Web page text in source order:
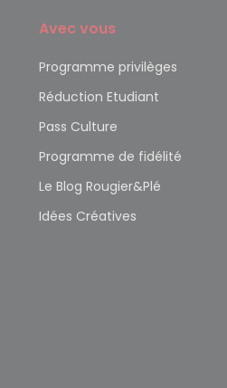
Avec vous
Programme privilèges
Réduction Etudiant
Pass Culture
Programme de fidélité
Le Blog Rougier&Plé
Idées Créatives